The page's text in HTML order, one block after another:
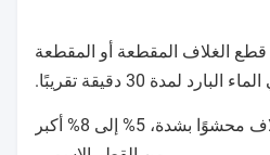
الغلاف المقطعة أو المقطعة
البارد لمدة 30 دقيقة تقريبًا.
يجب أن تكون الغلاف محشوًا بشدة، 5% إلى 8% أكبر